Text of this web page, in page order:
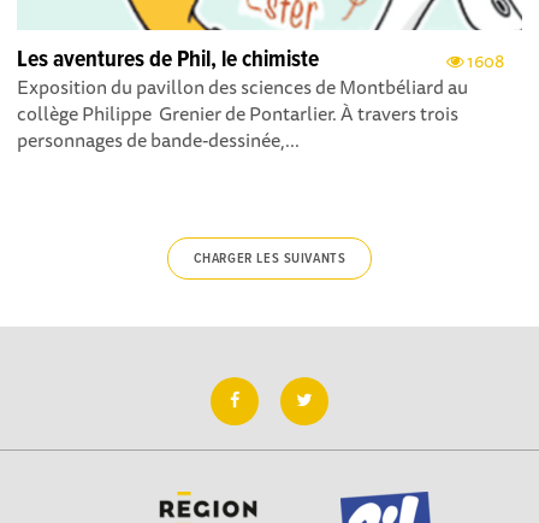
1608
Les aventures de Phil, le chimiste
Exposition du pavillon des sciences de Montbéliard au
collège Philippe Grenier de Pontarlier. À travers trois
personnages de bande-dessinée,...
CHARGER LES SUIVANTS